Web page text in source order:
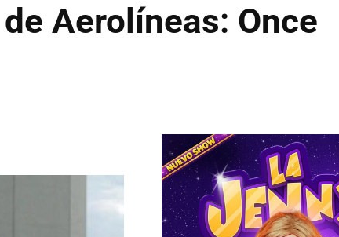
Aerolíneas: Once